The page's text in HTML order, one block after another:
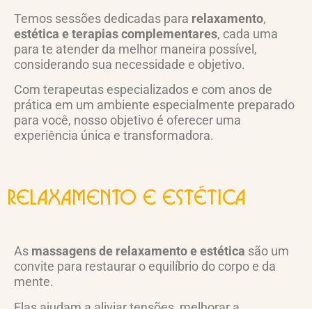
Temos sessões dedicadas para relaxamento,
estética e terapias complementares, cada uma
para te atender da melhor maneira possível,
considerando sua necessidade e objetivo.
Com terapeutas especializados e com anos de
prática em um ambiente especialmente preparado
para você, nosso objetivo é oferecer uma
experiência única e transformadora.
relaxamento e estética
As massagens de relaxamento e estética são um
convite para restaurar o equilíbrio do corpo e da
mente.